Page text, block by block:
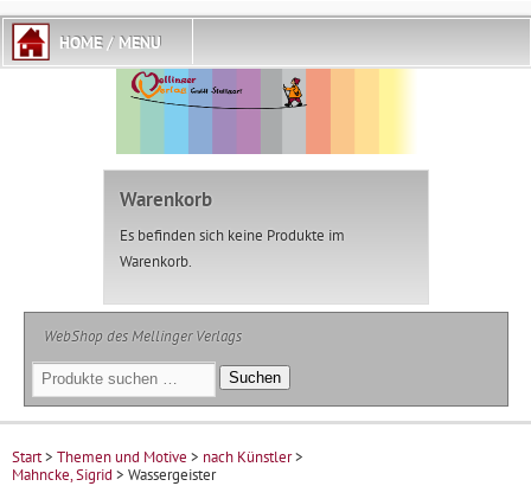
Warenkorb
Es befinden sich keine Produkte im
Warenkorb.
WebShop des Mellinger Verlags
Suchen
nach:
Suchen
Start> Themen und Motive > nach Künstler>
Mahncke, Sigrid > Wassergeister